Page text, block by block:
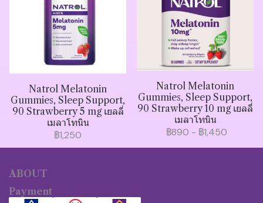
Natrol Melatonin
Gummies, Sleep Support,
90 Strawberry 5 mg เยลลี่
เมลาโทนิน
฿1,250
Natrol Melatonin
Gummies, Sleep Support,
90 Strawberry 10 mg เยลลี่
เมลาโทนิน
฿890 - ฿1,450
ABOUT
Payment